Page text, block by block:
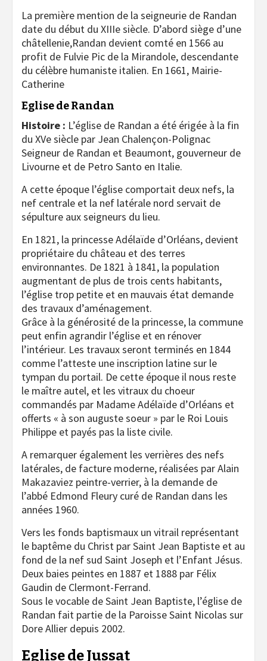
La première mention de la seigneurie de Randan
date du début du XIIIe siècle. D’abord siège d’une
châtellenie,Randan devient comté en 1566 au
profit de Fulvie Pic de la Mirandole, descendante
du célèbre humaniste italien. En 1661, Mairie-
Catherine
Eglise de Randan
Histoire : L’église de Randan a été érigée à la fin
du XVe siècle par Jean Chalençon-Polignac
Seigneur de Randan et Beaumont, gouverneur de
Livourne et de Petro Santo en Italie.
A cette époque l’église comportait deux nefs, la
nef centrale et la nef latérale nord servait de
sépulture aux seigneurs du lieu.
En 1821, la princesse Adélaïde d’Orléans, devient
propriétaire du château et des terres
environnantes. De 1821 à 1841, la population
augmentant de plus de trois cents habitants,
l’église trop petite et en mauvais état demande
des travaux d’aménagement.
Grâce à la générosité de la princesse, la commune
peut enfin agrandir l’église et en rénover
l’intérieur. Les travaux seront terminés en 1844
comme l’atteste une inscription latine sur le
tympan du portail. De cette époque il nous reste
le maître autel, et les vitraux du choeur
commandés par Madame Adélaïde d’Orléans et
offerts « à son auguste soeur » par le Roi Louis
Philippe et payés pas la liste civile.
A remarquer également les verrières des nefs
latérales, de facture moderne, réalisées par Alain
Makazaviez peintre-verrier, à la demande de
l’abbé Edmond Fleury curé de Randan dans les
années 1960.
Vers les fonds baptismaux un vitrail représentant
le baptême du Christ par Saint Jean Baptiste et au
fond de la nef sud Saint Joseph et l’Enfant Jésus.
Deux baies peintes en 1887 et 1888 par Félix
Gaudin de Clermont-Ferrand.
Sous le vocable de Saint Jean Baptiste, l’église de
Randan fait partie de la Paroisse Saint Nicolas sur
Dore Allier depuis 2002.
Eglise de Jussat